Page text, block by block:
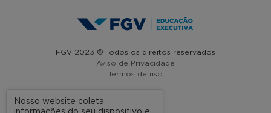
FGV 2023 © Todos os direitos reservados
Aviso de Privacidade
Termos de uso
Nosso website coleta